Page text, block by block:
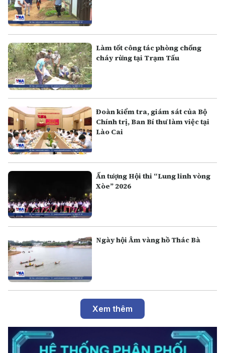
Làm tốt công tác phòng chống
cháy rừng tại Trạm Tấu
Đoàn kiểm tra, giám sát của Bộ
Chính trị, Ban Bí thư làm việc tại
Lào Cai
Ấn tượng Hội thi “Lung linh vòng
Xòe” 2026
Ngày hội Âm vàng hồ Thác Bà
Xem thêm